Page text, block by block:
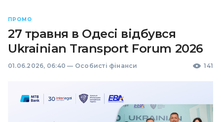
ПРОМО
27 травня в Одесі відбувся
Ukrainian Transport Forum 2026
01.06.2026, 06:40 — Особисті фінанси 141